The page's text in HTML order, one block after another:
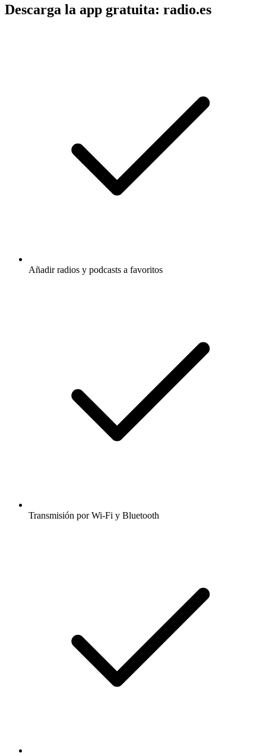
Descarga la app gratuita: radio.es
Añadir radios y podcasts a favoritos
Transmisión por Wi-Fi y Bluetooth